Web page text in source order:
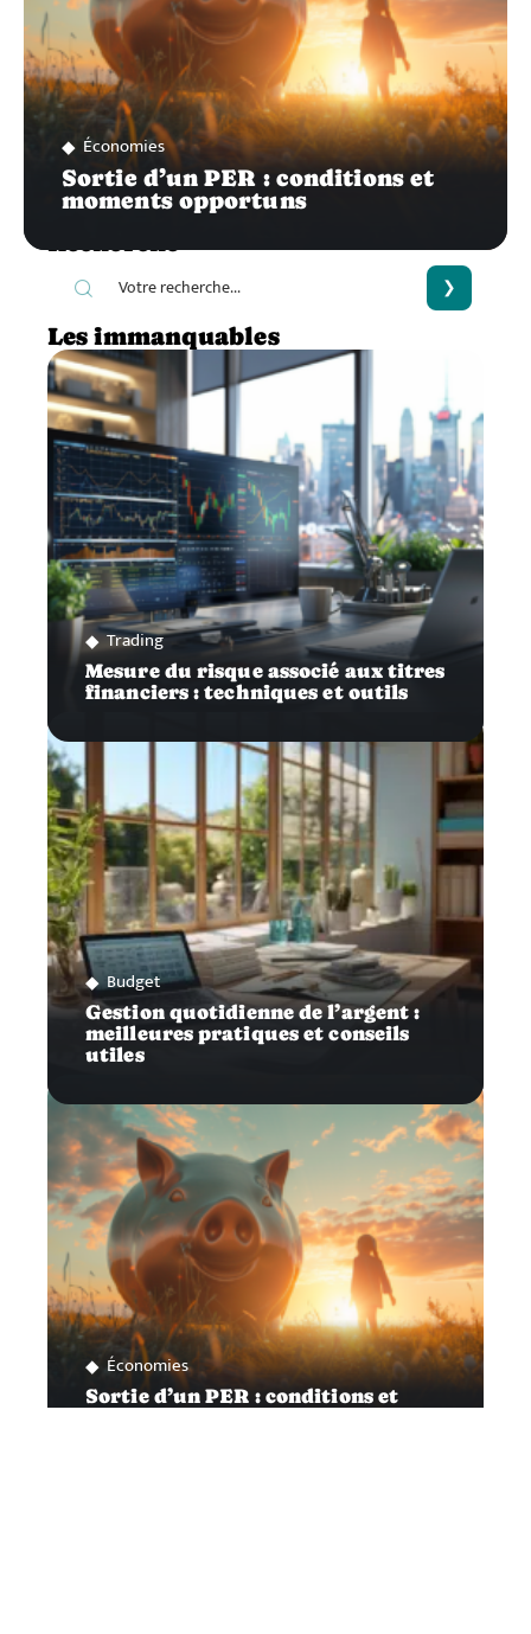
Économies
Sortie d’un PER : conditions et
moments opportuns
Recherche
Les immanquables
Trading
Mesure du risque associé aux titres
financiers : techniques et outils
Budget
Gestion quotidienne de l’argent :
meilleures pratiques et conseils
utiles
Économies
Sortie d’un PER : conditions et